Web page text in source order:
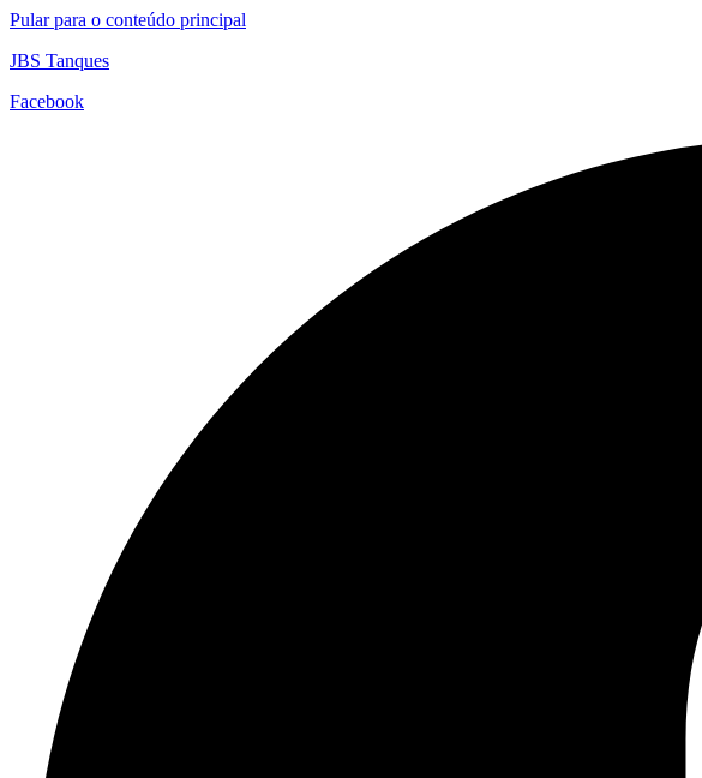
Pular para o conteúdo principal
JBS Tanques
Facebook